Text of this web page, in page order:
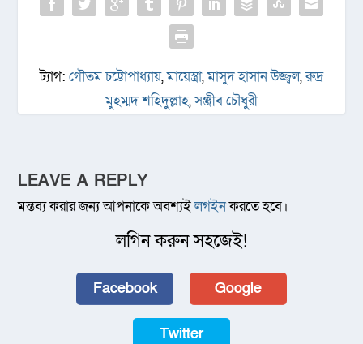
ট্যাগ: গৌতম চট্টোপাধ্যায়,মায়েস্ত্রা,মাসুদ হাসান উজ্জ্বল,রুদ্র
মুহম্মদ শহিদুল্লাহ,সঞ্জীব চৌধুরী
LEAVE A REPLY
মন্তব্য করার জন্য আপনাকে অবশ্যইলগইনকরতে হবে।
লগিন করুন সহজেই!
Facebook Google
Twitter